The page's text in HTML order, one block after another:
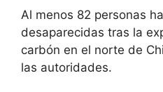
Al menos 82 personas
desaparecidas tras la
carbón en el norte de
las autoridades.